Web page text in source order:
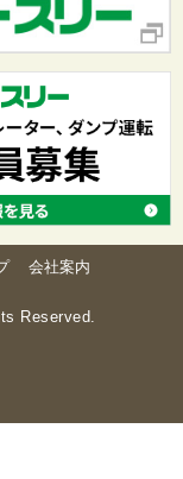
会社案内
Reserved.